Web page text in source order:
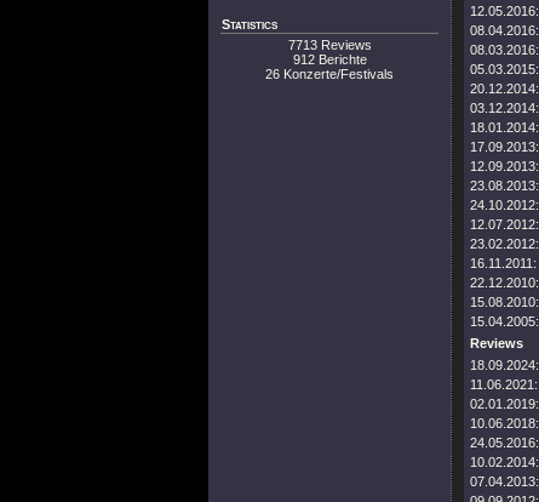
Statistics
7713 Reviews
912 Berichte
26 Konzerte/Festivals
12.05.2016:
08.04.2016:
08.03.2016:
05.03.2015:
20.12.2014:
03.12.2014:
18.01.2014:
17.09.2013:
12.09.2013:
23.08.2013:
24.10.2012:
12.07.2012:
23.02.2012:
16.11.2011:
22.12.2010:
15.08.2010:
15.04.2005:
Reviews
18.09.2024:
11.06.2021:
02.01.2019:
10.06.2018:
24.05.2016:
10.02.2014:
07.04.2013: